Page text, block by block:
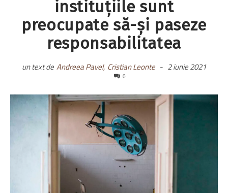
instituțiile sunt
preocupate să-și paseze
responsabilitatea
un text de Andreea Pavel, Cristian Leonte - 2 iunie 2021
0